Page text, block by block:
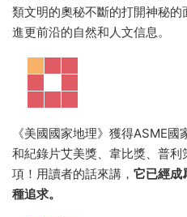
類文明的奧秘不斷的打開神秘
進更前沿的自然和人文信息。
《美國國家地理》獲得ASME
和紀錄片艾美獎、韋比獎、普
項！用讀者的話來講， 它已經成
種追求。